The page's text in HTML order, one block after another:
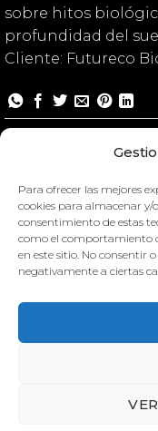
Para ofrecer las mejores
cookies para almacenar y/
consentimiento de estas
como el comportamiento
en este sitio. No consentir
negativamente a ciertas
sobre hitos
profundidad del
Cliente: Futureco
SOIL LIFE